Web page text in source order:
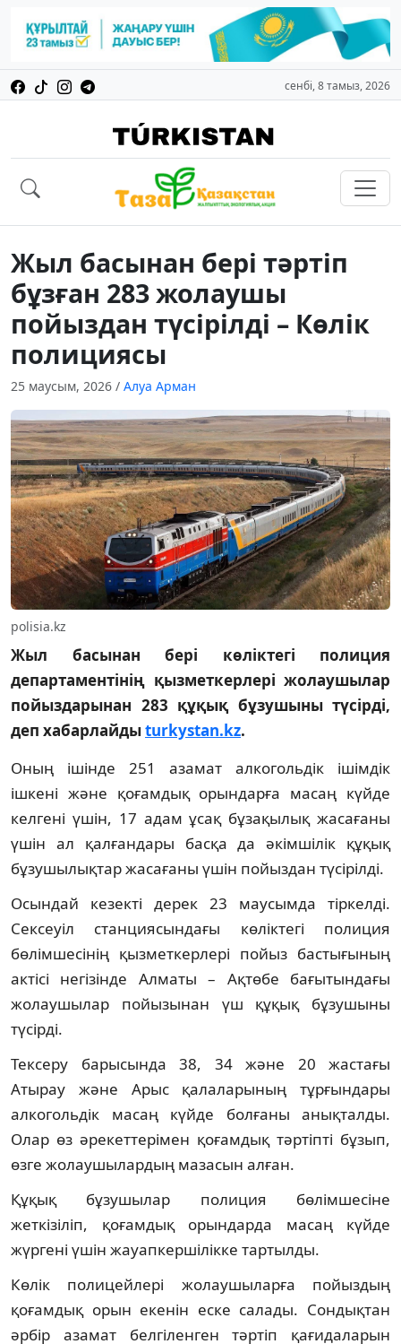
сенбі, 8 тамыз, 2026
Жыл басынан бері тәртіп
бұзған 283 жолаушы
пойыздан түсірілді – Көлік
полициясы
25 маусым, 2026 / Алуа Арман
polisia.kz
Жыл басынан бері көліктегі полиция
департаментінің қызметкерлері жолаушылар
пойыздарынан 283 құқық бұзушыны түсірді,
деп хабарлайдыturkystan.kz.
Оның ішінде 251 азамат алкогольдік ішімдік
ішкені және қоғамдық орындарға масаң күйде
келгені үшін, 17 адам ұсақ бұзақылық жасағаны
үшін ал қалғандары басқа да әкімшілік құқық
бұзушылықтар жасағаны үшін пойыздан түсірілді.
Осындай кезекті дерек 23 маусымда тіркелді.
Сексеуіл станциясындағы көліктегі полиция
бөлімшесінің қызметкерлері пойыз бастығының
актісі негізінде Алматы – Ақтөбе бағытындағы
жолаушылар пойызынан үш құқық бұзушыны
түсірді.
Тексеру барысында 38, 34 және 20 жастағы
Атырау және Арыс қалаларының тұрғындары
алкогольдік масаң күйде болғаны анықталды.
Олар өз әрекеттерімен қоғамдық тәртіпті бұзып,
өзге жолаушылардың мазасын алған.
Құқық бұзушылар полиция бөлімшесіне
жеткізіліп, қоғамдық орындарда масаң күйде
жүргені үшін жауапкершілікке тартылды.
Көлік полицейлері жолаушыларға пойыздың
қоғамдық орын екенін еске салады. Сондықтан
әрбір азамат белгіленген тәртіп қағидаларын